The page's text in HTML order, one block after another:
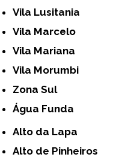
Vila Lusitania
Vila Marcelo
Vila Mariana
Vila Morumbi
Zona Sul
Água Funda
Alto da Lapa
Alto de Pinheiros